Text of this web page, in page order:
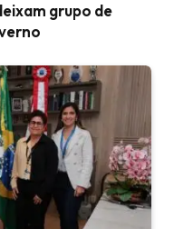
grupo de